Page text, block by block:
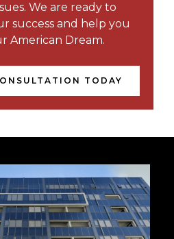
We are ready to
success and help you
American Dream.
TODAY